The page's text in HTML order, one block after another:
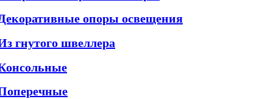
опоры освещения
гнутого швеллера